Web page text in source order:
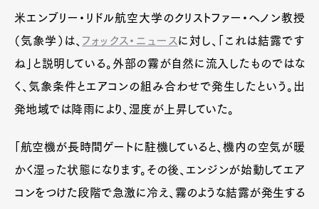
米エンブリー・リドル航空大学のクリストファー・ヘノン教授
（気象学）は、 フォックス・ニュースに対し、「これは結露です
ね」と説明している。外部の霧が自然に流入したものではな
く、気象条件とエアコンの組み合わせで発生したという。出
発地域では降雨により、湿度が上昇していた。
「航空機が長時間ゲートに駐機していると、機内の空気が暖
かく湿った状態になります。その後、エンジンが始動してエア
コンをつけた段階で急激に冷え、霧のような結露が発生する